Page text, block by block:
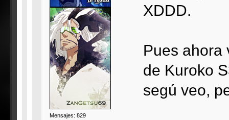
Mensajes: 829
XDDD.
Pues ahora
de Kuroko
segú veo,